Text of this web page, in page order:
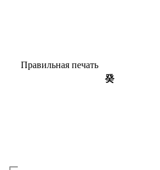
Пра­виль­ная печать
癸